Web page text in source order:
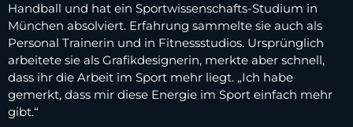
Handball und hat ein Sportwissenschafts-Studium in
München absolviert. Erfahrung sammelte sie auch als
Personal Trainerin und in Fitnessstudios. Ursprünglich
arbeitete sie als Grafikdesignerin, merkte aber schnell,
dass ihr die Arbeit im Sport mehr liegt. „Ich habe
gemerkt, dass mir diese Energie im Sport einfach mehr
gibt.“